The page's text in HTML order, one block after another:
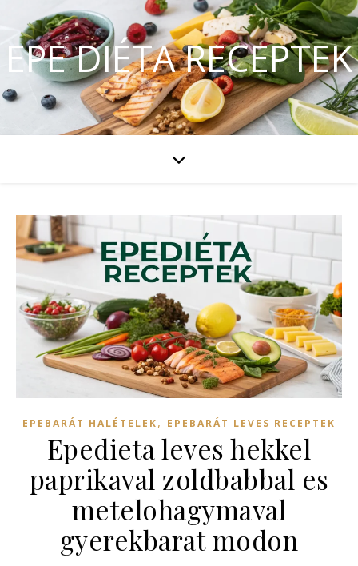
EPE DIÉTA RECEPTEK
EPEBARÁT HALÉTELEK, EPEBARÁT LEVES RECEPTEK
Epedieta leves hekkel
paprikaval zoldbabbal es
metelohagymaval
gyerekbarat modon